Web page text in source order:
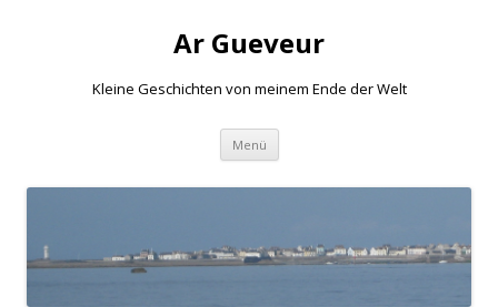
Ar Gueveur
Kleine Geschichten von meinem Ende der Welt
Menü Springe
Inhalt